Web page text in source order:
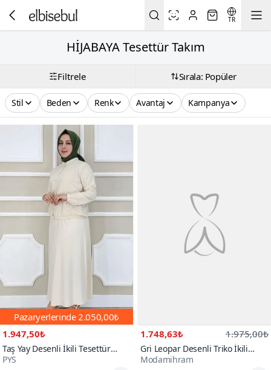
TR
HİJABAYA Tesettür Takım
Filtrele Sırala: Popüler
Stil Beden Renk Avantaj Kampanya
Pazaryerlerinde2.050,00₺
1.947,50₺
Taş Yay Desenli İkili Tesettür
Takım
PYS
1.748,63₺ 1.975,00₺
Gri Leopar Desenli Triko İkili
Tesettür Takım
Modamihram